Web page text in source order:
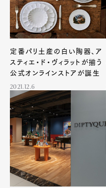
定番パリ土産の白い陶器、ア
スティエ・ド・ヴィラットが揃う
公式オンラインストアが誕生
2021.12.6